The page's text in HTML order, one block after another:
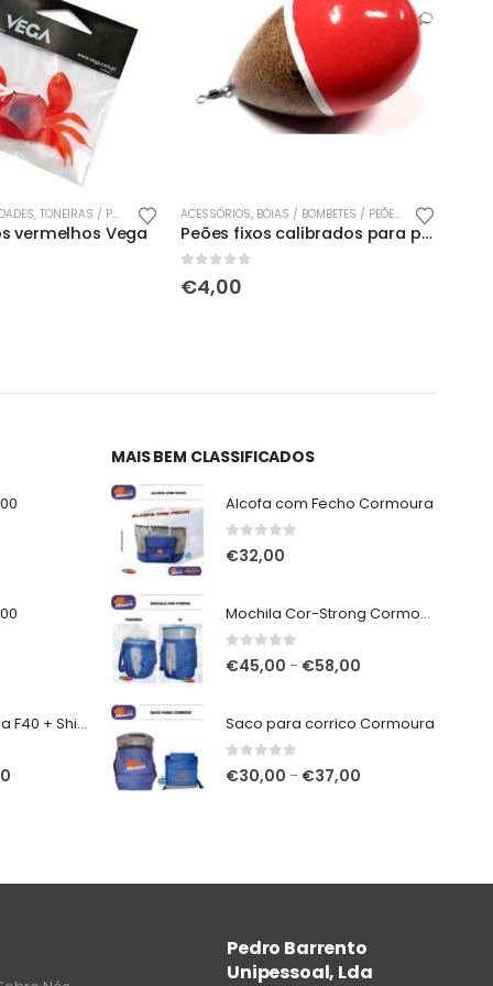
, TONEIRAS / POLVEIRAS / CARANGUEJOS ,ÚLTIMAS ENTRADAS
vermelhos Vega
ACESSÓRIOS, BÓIAS / BOMBETES / PEÕES NOVIDADES
Peões fixos calibrados para pesca
out of 5
€4,00
7mt Vega Potenza F40 + Shimano Miravel C5000 XG
MAIS BEM CLASSIFICADOS
Alcofa com Fecho Cormoura
0out of 5
€32,00
Mochila Cor-Strong Cormoura
0out of 5
€45,00 – €58,00
through
Saco para corrico Cormoura
0out of 5
€30,00 – €37,00
Pedro Barrento
Unipessoal, Lda